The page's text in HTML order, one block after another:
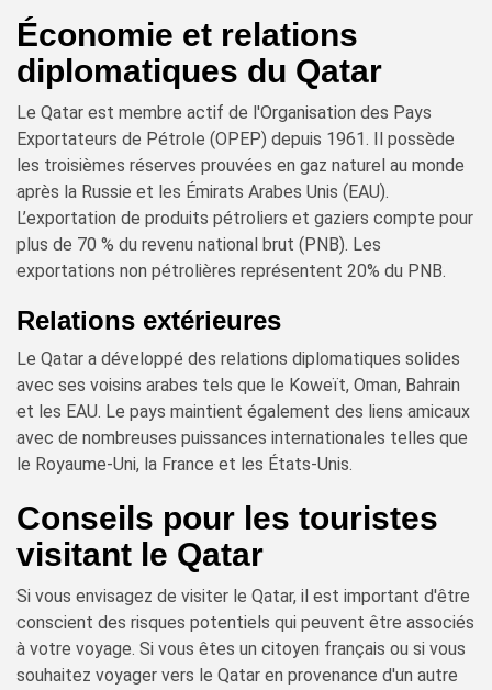
Économie et relations
diplomatiques du Qatar
Le Qatar est membre actif de l'Organisation des Pays
Exportateurs de Pétrole (OPEP) depuis 1961. Il possède
les troisièmes réserves prouvées en gaz naturel au monde
après la Russie et les Émirats Arabes Unis (EAU).
L’exportation de produits pétroliers et gaziers compte pour
plus de 70 % du revenu national brut (PNB). Les
exportations non pétrolières représentent 20% du PNB.
Relations extérieures
Le Qatar a développé des relations diplomatiques solides
avec ses voisins arabes tels que le Koweït, Oman, Bahrain
et les EAU. Le pays maintient également des liens amicaux
avec de nombreuses puissances internationales telles que
le Royaume-Uni, la France et les États-Unis.
Conseils pour les touristes
visitant le Qatar
Si vous envisagez de visiter le Qatar, il est important d'être
conscient des risques potentiels qui peuvent être associés
à votre voyage. Si vous êtes un citoyen français ou si vous
souhaitez voyager vers le Qatar en provenance d'un autre